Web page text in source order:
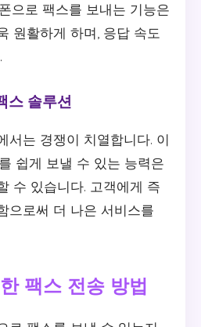
으로 팩스를 보내는 기능은
원활하게 하며, 응답 속도
스 솔루션
서는 경쟁이 치열합니다. 이
쉽게 보낼 수 있는 능력은
수 있습니다. 고객에게 즉
으로써 더 나은 서비스를
팩스 전송 방법